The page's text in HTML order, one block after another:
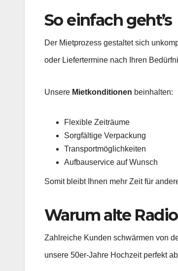
So einfach geht’s
Der Mietprozess gestaltet sich
oder Liefertermine nach Ihren
Unsere Mietkonditionen beinhalten:
Flexible Zeiträume
Sorgfältige Verpackung
Transportmöglichkeiten
Aufbauservice auf Wunsch
Somit bleibt Ihnen mehr Zeit für
Warum alte
Zahlreiche Kunden schwärmen von
unsere 50er-Jahre Hochzeit perfekt